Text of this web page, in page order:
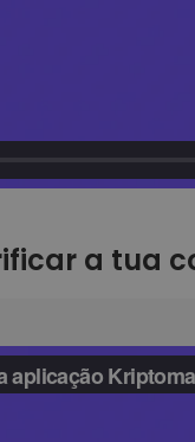
a tua